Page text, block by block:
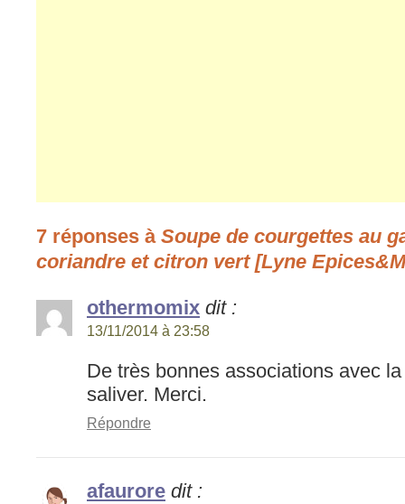
7 réponses à Soupe de courgettes au
coriandre et citron vert [Lyne
othermomix dit :
13/11/2014 à 23:58
De très bonnes associations avec
saliver. Merci.
Répondre
afaurore dit :